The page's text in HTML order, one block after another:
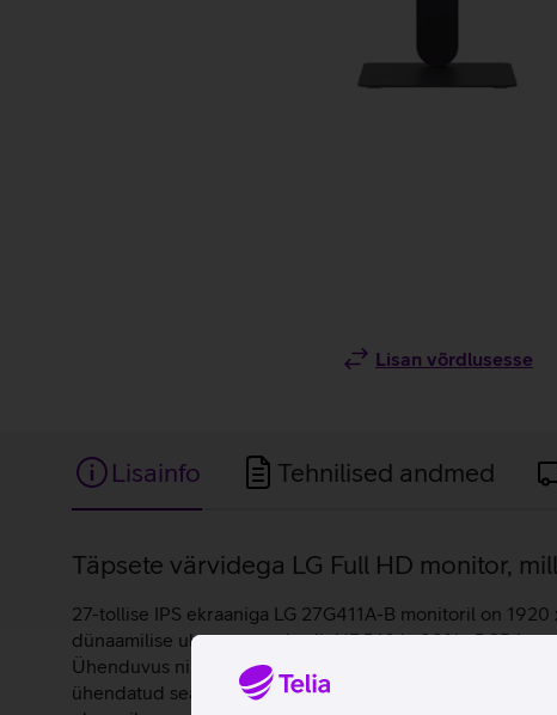
Lisan võrdlusesse
Lisainfo Tehnilised andmed
Lisainfo
Täpsete värvidega LG Full HD monitor,
27-tollise IPS ekraaniga LG 27G411A-B monitoril on
dünaamilise ulatuse standardit HDR10 ja 99% sRGB
Ühenduvus nii HDMI või DisplayPort liidese kaudu
ühendatud seadmest infot. See on hädavajalik seade